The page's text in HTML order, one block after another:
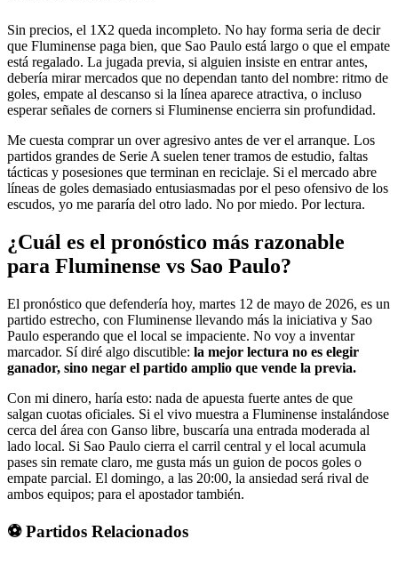
Sin precios, el 1X2 queda incompleto. No hay forma seria de decir
que Fluminense paga bien, que Sao Paulo está largo o que el empate
está regalado. La jugada previa, si alguien insiste en entrar antes,
debería mirar mercados que no dependan tanto del nombre: ritmo de
goles, empate al descanso si la línea aparece atractiva, o incluso
esperar señales de corners si Fluminense encierra sin profundidad.
Me cuesta comprar un over agresivo antes de ver el arranque. Los
partidos grandes de Serie A suelen tener tramos de estudio, faltas
tácticas y posesiones que terminan en reciclaje. Si el mercado abre
líneas de goles demasiado entusiasmadas por el peso ofensivo de los
escudos, yo me pararía del otro lado. No por miedo. Por lectura.
¿Cuál es el pronóstico más razonable
para Fluminense vs Sao Paulo?
El pronóstico que defendería hoy, martes 12 de mayo de 2026, es un
partido estrecho, con Fluminense llevando más la iniciativa y Sao
Paulo esperando que el local se impaciente. No voy a inventar
marcador. Sí diré algo discutible: la mejor lectura no es elegir
ganador, sino negar el partido amplio que vende la previa.
Con mi dinero, haría esto: nada de apuesta fuerte antes de que
salgan cuotas oficiales. Si el vivo muestra a Fluminense instalándose
cerca del área con Ganso libre, buscaría una entrada moderada al
lado local. Si Sao Paulo cierra el carril central y el local acumula
pases sin remate claro, me gusta más un guion de pocos goles o
empate parcial. El domingo, a las 20:00, la ansiedad será rival de
ambos equipos; para el apostador también.
⚽ Partidos Relacionados